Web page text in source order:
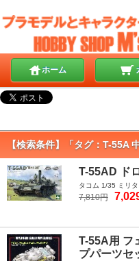
ホーム
【検索条件】「タグ：T-55A
T-55AD ド
タコム 1/35 ミリタ
7,810円
T-55A用 フ
プパーツセ